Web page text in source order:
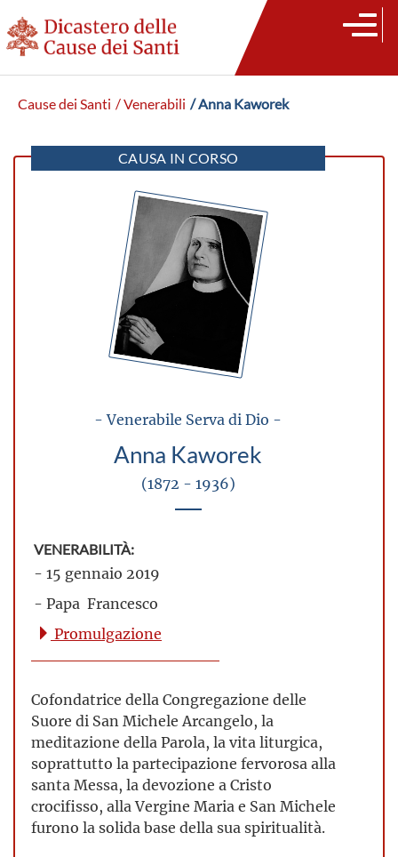
Cause dei Santi / Venerabili / Anna Kaworek
CAUSA IN CORSO
- Venerabile Serva di Dio -
Anna Kaworek
(1872 - 1936)
VENERABILITÀ:
- 15 gennaio 2019
- Papa Francesco
Promulgazione
Cofondatrice della Congregazione delle
Suore di San Michele Arcangelo, la
meditazione della Parola, la vita liturgica,
soprattutto la partecipazione fervorosa alla
santa Messa, la devozione a Cristo
crocifisso, alla Vergine Maria e San Michele
furono la solida base della sua spiritualità.